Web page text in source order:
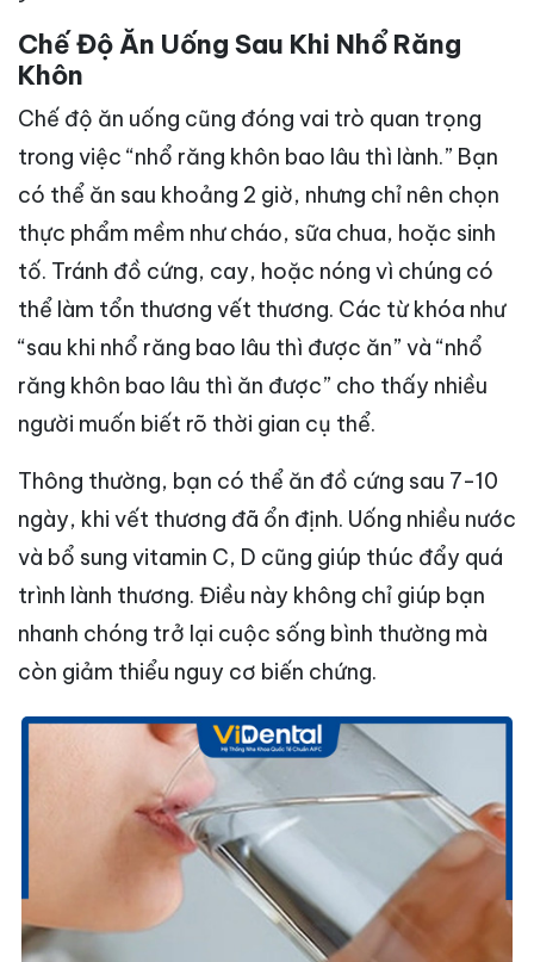
Chế Độ Ăn Uống Sau Khi Nhổ Răng
Khôn
Chế độ ăn uống cũng đóng vai trò quan trọng
trong việc “nhổ răng khôn bao lâu thì lành.” Bạn
có thể ăn sau khoảng 2 giờ, nhưng chỉ nên chọn
thực phẩm mềm như cháo, sữa chua, hoặc sinh
tố. Tránh đồ cứng, cay, hoặc nóng vì chúng có
thể làm tổn thương vết thương. Các từ khóa như
“sau khi nhổ răng bao lâu thì được ăn” và “nhổ
răng khôn bao lâu thì ăn được” cho thấy nhiều
người muốn biết rõ thời gian cụ thể.
Thông thường, bạn có thể ăn đồ cứng sau 7-10
ngày, khi vết thương đã ổn định. Uống nhiều nước
và bổ sung vitamin C, D cũng giúp thúc đẩy quá
trình lành thương. Điều này không chỉ giúp bạn
nhanh chóng trở lại cuộc sống bình thường mà
còn giảm thiểu nguy cơ biến chứng.